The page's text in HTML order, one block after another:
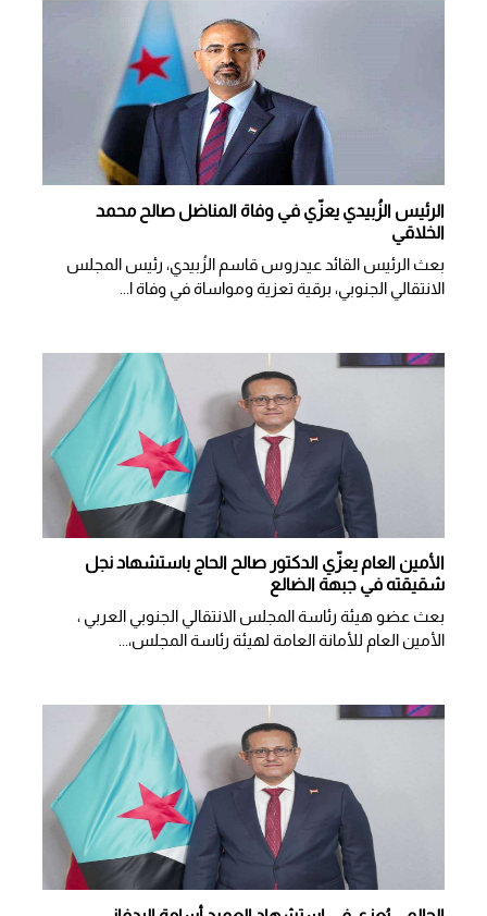
الرئيس الزُبيدي يعزّي في وفاة المناضل صالح محمد
الخلاقي
بعث الرئيس القائد عيدروس قاسم الزُبيدي، رئيس المجلس
الانتقالي الجنوبي، برقية تعزية ومواساة في وفاة ا...
الأمين العام يعزّي الدكتور صالح الحاج باستشهاد نجل
شقيقته في جبهة الضالع
بعث عضو هيئة رئاسة المجلس الانتقالي الجنوبي العربي ،
الأمين العام للأمانة العامة لهيئة رئاسة المجلس،...